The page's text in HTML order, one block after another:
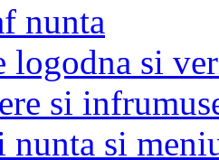
nunta
logodna si
si
si